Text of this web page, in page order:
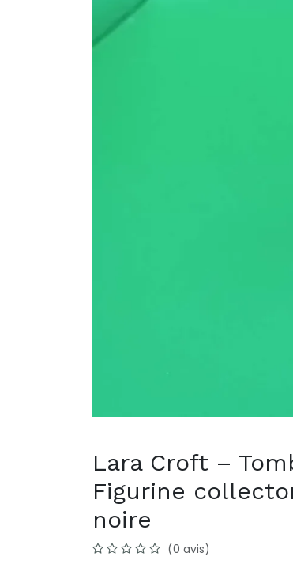
Lara Croft –
Figurine
noire
(0 avis)